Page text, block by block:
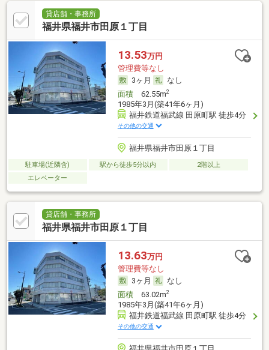
貸店舗・事務所
福井県福井市田原１丁目
13.53万円
管理費等なし
3ヶ月
なし
面積62.55m2
1985年3月(築41年6ヶ月)
福井鉄道福武線 田原町駅 徒歩4分
その他の交通
福井県福井市田原１丁目
駐車場(近隣含) 駅から徒歩5分以内
2階以上
エレベーター
貸店舗・事務所
福井県福井市田原１丁目
13.63万円
管理費等なし
3ヶ月
なし
面積63.02m2
1985年3月(築41年6ヶ月)
福井鉄道福武線 田原町駅 徒歩4分
その他の交通